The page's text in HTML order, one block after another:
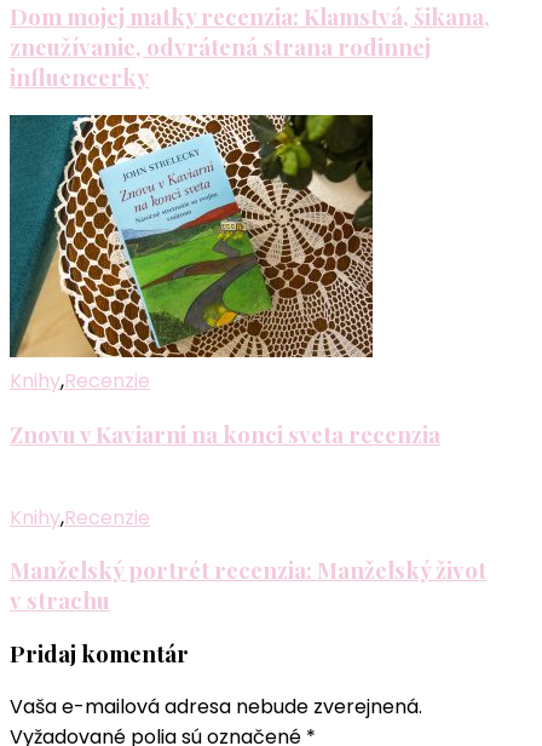
Dom mojej matky recenzia: Klamstvá, šikana,
zneužívanie, odvrátená strana rodinnej
influencerky
Knihy,Recenzie
Znovu v Kaviarni na konci sveta recenzia
Knihy,Recenzie
Manželský portrét recenzia: Manželský život
v strachu
Pridaj komentár
Vaša e-mailová adresa nebude zverejnená.
Vyžadované polia sú označené *